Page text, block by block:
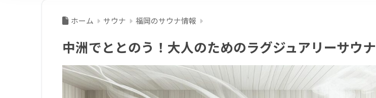
ホーム サウナ 福岡のサウナ情報
中洲でととのう！大人のためのラグジュアリーサウナ